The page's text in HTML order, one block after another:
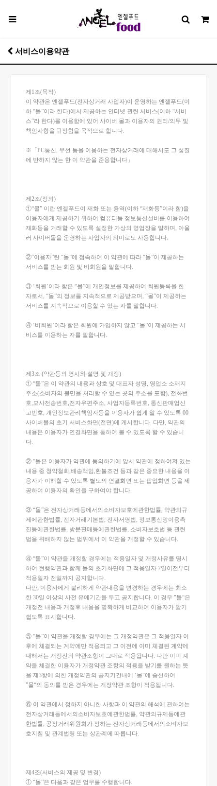
서비스이용약관
제1조(목적)
이 약관은 엔젤푸드(전자상거래 사업자)이 운영하는 엔젤푸드(이
하 “몰”이라 한다)에서 제공하는 인터넷 관련 서비스(이하 “서비
스”라 한다)를 이용함에 있어 사이버 몰과 이용자의 권리/의무 및
책임사항을 규정함을 목적으로 합니다.
※「PC통신, 무선 등을 이용하는 전자상거래에 대해서도 그 성질
에 반하지 않는 한 이 약관을 준용합니다」
제2조(정의)
①“몰” 이란 엔젤푸드이 재화 또는 용역(이하 “재화등”이라 함)을
이용자에게 제공하기 위하여 컴퓨터등 정보통신설비를 이용하여
재화등을 거래할 수 있도록 설정한 가상의 영업장을 말하며, 아울
러 사이버몰을 운영하는 사업자의 의미로도 사용합니다.
②“이용자”란 “몰”에 접속하여 이 약관에 따라 “몰”이 제공하는
서비스를 받는 회원 및 비회원을 말합니다.
③ ‘회원’이라 함은 “몰”에 개인정보를 제공하여 회원등록을 한
자로서, “몰”의 정보를 지속적으로 제공받으며, “몰”이 제공하는
서비스를 계속적으로 이용할 수 있는 자를 말합니다.
④ ‘비회원’이라 함은 회원에 가입하지 않고 “몰”이 제공하는 서
비스를 이용하는 자를 말합니다.
제3조 (약관등의 명시와 설명 및 개정)
① “몰”은 이 약관의 내용과 상호 및 대표자 성명, 영업소 소재지
주소(소비자의 불만을 처리할 수 있는 곳의 주소를 포함), 전화번
호,모사전송번호,전자우편주소, 사업자등록번호, 통신판매업신
고번호, 개인정보관리책임자등을 이용자가 쉽게 알 수 있도록 00
사이버몰의 초기 서비스화면(전면)에 게시합니다. 다만, 약관의
내용은 이용자가 연결화면을 통하여 볼 수 있도록 할 수 있습니
다.
② “몰은 이용자가 약관에 동의하기에 앞서 약관에 정하여져 있는
내용 중 청약철회,배송책임,환불조건 등과 같은 중요한 내용을 이
용자가 이해할 수 있도록 별도의 연결화면 또는 팝업화면 등을 제
공하여 이용자의 확인을 구하여야 합니다.
③ “몰”은 전자상거래등에서의소비자보호에관한법률, 약관의규
제에관한법률, 전자거래기본법, 전자서명법, 정보통신망이용촉
진등에관한법률, 방문판매등에관한법률, 소비자보호법 등 관련
법을 위배하지 않는 범위에서 이 약관을 개정할 수 있습니다.
④ “몰”이 약관을 개정할 경우에는 적용일자 및 개정사유를 명시
하여 현행약관과 함께 몰의 초기화면에 그 적용일자 7일이전부터
적용일자 전일까지 공지합니다.
다만, 이용자에게 불리하게 약관내용을 변경하는 경우에는 최소
한 30일 이상의 사전 유예기간을 두고 공지합니다. 이 경우 "몰“은
개정전 내용과 개정후 내용을 명확하게 비교하여 이용자가 알기
쉽도록 표시합니다.
⑤ “몰”이 약관을 개정할 경우에는 그 개정약관은 그 적용일자 이
후에 체결되는 계약에만 적용되고 그 이전에 이미 체결된 계약에
대해서는 개정전의 약관조항이 그대로 적용됩니다. 다만 이미 계
약을 체결한 이용자가 개정약관 조항의 적용을 받기를 원하는 뜻
을 제3항에 의한 개정약관의 공지기간내에 ‘몰“에 송신하여
”몰“의 동의를 받은 경우에는 개정약관 조항이 적용됩니다.
⑥ 이 약관에서 정하지 아니한 사항과 이 약관의 해석에 관하여는
전자상거래등에서의소비자보호에관한법률, 약관의규제등에관
한법률, 공정거래위원회가 정하는 전자상거래등에서의소비자보
호지침 및 관계법령 또는 상관례에 따릅니다.
제4조(서비스의 제공 및 변경)
① “몰”은 다음과 같은 업무를 수행합니다.